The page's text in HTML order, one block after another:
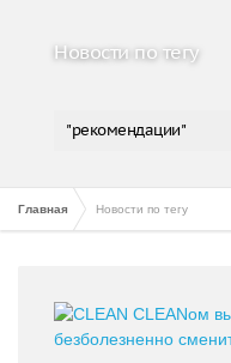
Новости по тегу
"рекомендации"
Главная Новости по тегу